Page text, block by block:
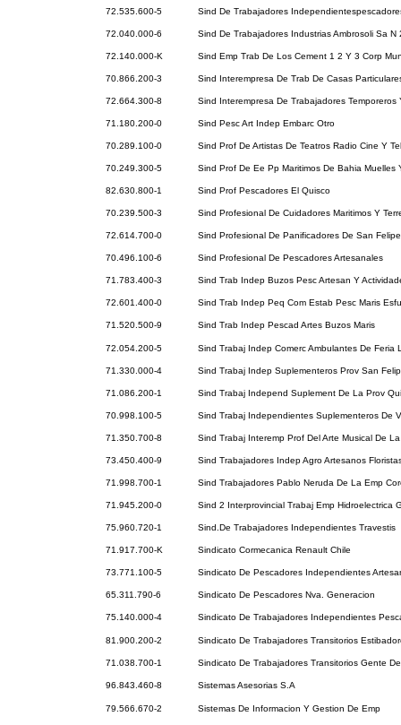
72.535.600-5 Sind De Trabajadores
72.040.000-6 Sind De Trabajadores Industrias Ambrosoli Sa N
72.140.000-K Sind Emp Trab De Los Cement 1 2 Y 3 Corp
70.866.200-3 Sind Interempresa De Trab De Casas
72.664.300-8 Sind Interempresa De Trabajadores Temporeros
71.180.200-0 Sind Pesc Art Indep Embarc Otro
70.289.100-0 Sind Prof De Artistas De Teatros Radio Cine Y
70.249.300-5 Sind Prof De Ee Pp Maritimos De Bahia Muelles
82.630.800-1 Sind Prof Pescadores El Quisco
70.239.500-3 Sind Profesional De Cuidadores Maritimos Y
72.614.700-0 Sind Profesional De Panificadores De San Felipe
70.496.100-6 Sind Profesional De Pescadores Artesanales
71.783.400-3 Sind Trab Indep Buzos Pesc Artesan Y
72.601.400-0 Sind Trab Indep Peq Com Estab Pesc Maris
71.520.500-9 Sind Trab Indep Pescad Artes Buzos Maris
72.054.200-5 Sind Trabaj Indep Comerc Ambulantes De Feria
71.330.000-4 Sind Trabaj Indep Suplementeros Prov San
71.086.200-1 Sind Trabaj Independ Suplement De La Prov
70.998.100-5 Sind Trabaj Independientes Suplementeros De
71.350.700-8 Sind Trabaj Interemp Prof Del Arte Musical De
73.450.400-9 Sind Trabajadores Indep Agro Artesanos
71.998.700-1 Sind Trabajadores Pablo Neruda De La Emp
71.945.200-0 Sind 2 Interprovincial Trabaj Emp Hidroelectrica
75.960.720-1 Sind.De Trabajadores Independientes Travestis
71.917.700-K Sindicato Cormecanica Renault Chile
73.771.100-5 Sindicato De Pescadores Independientes
65.311.790-6 Sindicato De Pescadores Nva. Generacion
75.140.000-4 Sindicato De Trabajadores Independientes
81.900.200-2 Sindicato De Trabajadores Transitorios
71.038.700-1 Sindicato De Trabajadores Transitorios Gente
96.843.460-8 Sistemas Asesorias S.A
79.566.670-2 Sistemas De Informacion Y Gestion De Emp